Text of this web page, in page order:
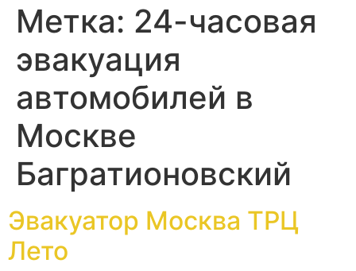
Метка: 24-часовая
эвакуация
автомобилей в
Москве
Багратионовский
Эвакуатор Москва ТРЦ
Лето